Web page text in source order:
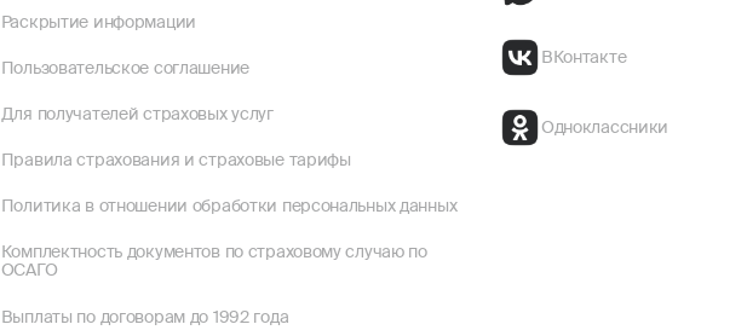
Раскрытие информации
Пользовательское соглашение
Для получателей страховых услуг
Правила страхования и страховые тарифы
Политика в отношении обработки персональных данных
Комплектность документов по страховому случаю по
ОСАГО
Выплаты по договорам до 1992 года
ВКонтакте
Одноклассники